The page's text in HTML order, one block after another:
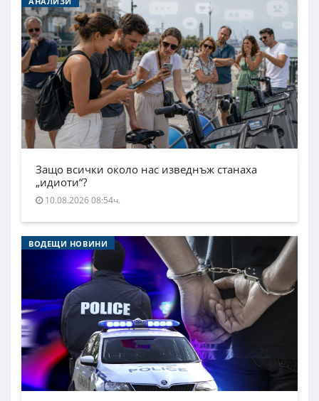
Защо всички около нас изведнъж станаха
„идиоти“?
10.08.2026 08:54ч.
ВОДЕЩИ НОВИНИ